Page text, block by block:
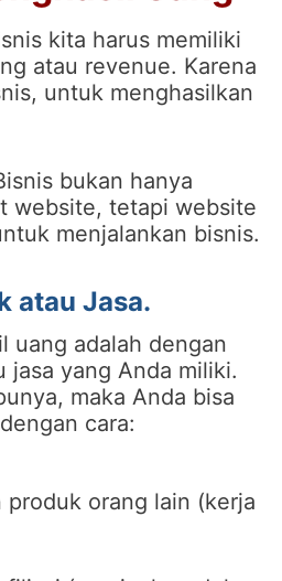
kita harus memiliki
atau revenue. Karena
untuk menghasilkan
bukan hanya
website, tetapi website
menjalankan bisnis.
atau Jasa.
uang adalah dengan
jasa yang Anda miliki.
maka Anda bisa
cara:
produk orang lain (kerja